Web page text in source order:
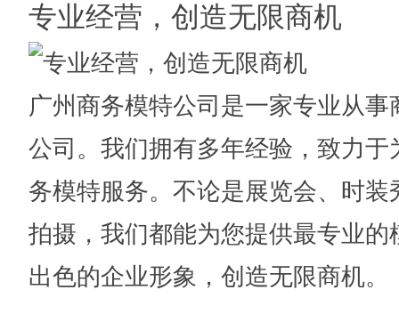
专业经营，创造无限商机
广州商务模特公司是一家专业从
公司。我们拥有多年经验，致力
务模特服务。不论是展览会、时
拍摄，我们都能为您提供最专业
出色的企业形象，创造无限商机。